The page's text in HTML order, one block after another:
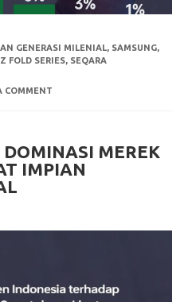
GENERASI MILENIAL, SAMSUNG,
FOLD SERIES, SEQARA
COMMENT
DOMINASI MEREK
IMPIAN